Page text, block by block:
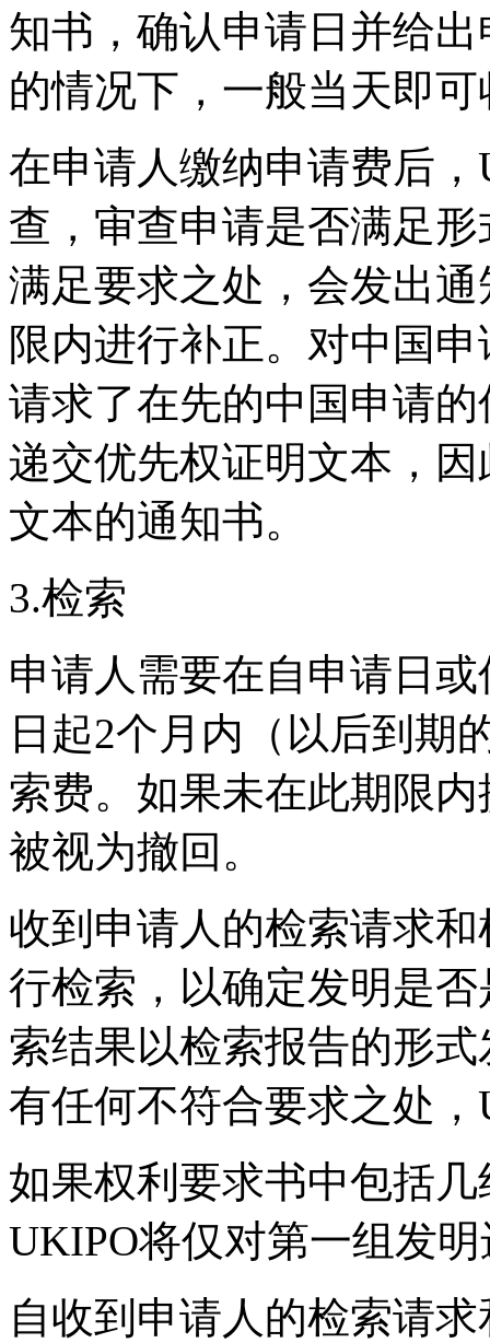
知书，确认申请日并给
的情况下，一般当天即
在申请人缴纳申请费后
查，审查申请是否满足
满足要求之处，会发出
限内进行补正。对中国
请求了在先的中国申请
递交优先权证明文本，
文本的通知书。
3.检索
申请人需要在自申请日
日起2个月内（以后到期
索费。如果未在此期限
被视为撤回。
收到申请人的检索请求
行检索，以确定发明是
索结果以检索报告的形
有任何不符合要求之处
如果权利要求书中包括
UKIPO将仅对第一组发
自收到申请人的检索请